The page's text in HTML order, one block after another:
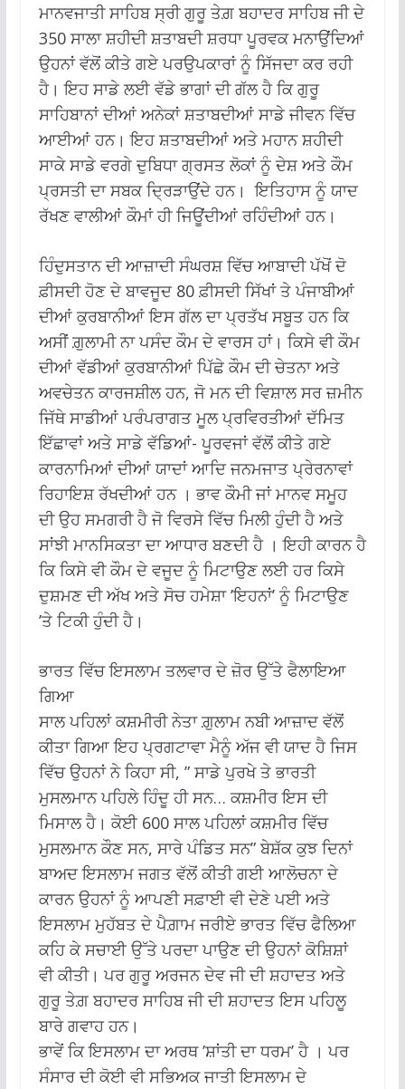
ਮਾਨਵਜਾਤੀ ਸਾਹਿਬ ਸ੍ਰੀ ਗੁਰੂ ਤੇਗ਼ ਬਹਾਦਰ ਸਾਹਿਬ ਜੀ ਦੇ
350 ਸਾਲਾ ਸ਼ਹੀਦੀ ਸ਼ਤਾਬਦੀ ਸ਼ਰਧਾ ਪੂਰਵਕ ਮਨਾਉਂਦਿਆਂ
ਉਹਨਾਂ ਵੱਲੋਂ ਕੀਤੇ ਗਏ ਪਰਉਪਕਾਰਾਂ ਨੂੰ ਸਿੱਜਦਾ ਕਰ ਰਹੀ
ਹੈ। ਇਹ ਸਾਡੇ ਲਈ ਵੱਡੇ ਭਾਗਾਂ ਦੀ ਗੱਲ ਹੈ ਕਿ ਗੁਰੂ
ਸਾਹਿਬਾਨਾਂ ਦੀਆਂ ਅਨੇਕਾਂ ਸ਼ਤਾਬਦੀਆਂ ਸਾਡੇ ਜੀਵਨ ਵਿੱਚ
ਆਈਆਂ ਹਨ। ਇਹ ਸ਼ਤਾਬਦੀਆਂ ਅਤੇ ਮਹਾਨ ਸ਼ਹੀਦੀ
ਸਾਕੇ ਸਾਡੇ ਵਰਗੇ ਦੁਬਿਧਾ ਗ੍ਰਸਤ ਲੋਕਾਂ ਨੂੰ ਦੇਸ਼ ਅਤੇ ਕੌਮ
ਪ੍ਰਸਤੀ ਦਾ ਸਬਕ ਦ੍ਰਿੜਾਉਂਦੇ ਹਨ। ਇਤਿਹਾਸ ਨੂੰ ਯਾਦ
ਰੱਖਣ ਵਾਲੀਆਂ ਕੌਮਾਂ ਹੀ ਜਿਊਂਦੀਆਂ ਰਹਿੰਦੀਆਂ ਹਨ।
ਹਿੰਦੁਸਤਾਨ ਦੀ ਆਜ਼ਾਦੀ ਸੰਘਰਸ਼ ਵਿੱਚ ਆਬਾਦੀ ਪੱਖੋਂ ਦੋ
ਫ਼ੀਸਦੀ ਹੋਣ ਦੇ ਬਾਵਜੂਦ 80 ਫ਼ੀਸਦੀ ਸਿੱਖਾਂ ਤੇ ਪੰਜਾਬੀਆਂ
ਦੀਆਂ ਕੁਰਬਾਨੀਆਂ ਇਸ ਗੱਲ ਦਾ ਪ੍ਰਤੱਖ ਸਬੂਤ ਹਨ ਕਿ
ਅਸੀਂ ਗ਼ੁਲਾਮੀ ਨਾ ਪਸੰਦ ਕੌਮ ਦੇ ਵਾਰਸ ਹਾਂ। ਕਿਸੇ ਵੀ ਕੌਮ
ਦੀਆਂ ਵੱਡੀਆਂ ਕੁਰਬਾਨੀਆਂ ਪਿੱਛੇ ਕੌਮ ਦੀ ਚੇਤਨਾ ਅਤੇ
ਅਵਚੇਤਨ ਕਾਰਜਸ਼ੀਲ ਹਨ, ਜੋ ਮਨ ਦੀ ਵਿਸ਼ਾਲ ਸਰ ਜ਼ਮੀਨ
ਜਿੱਥੇ ਸਾਡੀਆਂ ਪਰੰਪਰਾਗਤ ਮੂਲ ਪ੍ਰਵਿਰਤੀਆਂ ਦੱਮਿਤ
ਇੱਛਾਵਾਂ ਅਤੇ ਸਾਡੇ ਵੱਡਿਆਂ- ਪੂਰਵਜਾਂ ਵੱਲੋਂ ਕੀਤੇ ਗਏ
ਕਾਰਨਾਮਿਆਂ ਦੀਆਂ ਯਾਦਾਂ ਆਦਿ ਜਨਮਜਾਤ ਪ੍ਰੇਰਨਾਵਾਂ
ਰਿਹਾਇਸ਼ ਰੱਖਦੀਆਂ ਹਨ । ਭਾਵ ਕੌਮੀ ਜਾਂ ਮਾਨਵ ਸਮੂਹ
ਦੀ ਉਹ ਸਮਗਰੀ ਹੈ ਜੋ ਵਿਰਸੇ ਵਿੱਚ ਮਿਲੀ ਹੁੰਦੀ ਹੈ ਅਤੇ
ਸਾਂਝੀ ਮਾਨਸਿਕਤਾ ਦਾ ਆਧਾਰ ਬਣਦੀ ਹੈ । ਇਹੀ ਕਾਰਨ ਹੈ
ਕਿ ਕਿਸੇ ਵੀ ਕੌਮ ਦੇ ਵਜੂਦ ਨੂੰ ਮਿਟਾਉਣ ਲਈ ਹਰ ਕਿਸੇ
ਦੁਸ਼ਮਣ ਦੀ ਅੱਖ ਅਤੇ ਸੋਚ ਹਮੇਸ਼ਾ ’ਇਹਨਾਂ’ ਨੂੰ ਮਿਟਾਉਣ
’ਤੇ ਟਿਕੀ ਹੁੰਦੀ ਹੈ।
ਭਾਰਤ ਵਿੱਚ ਇਸਲਾਮ ਤਲਵਾਰ ਦੇ ਜ਼ੋਰ ਉੱਤੇ ਫੈਲਾਇਆ
ਗਿਆ
ਸਾਲ ਪਹਿਲਾਂ ਕਸ਼ਮੀਰੀ ਨੇਤਾ ਗ਼ੁਲਾਮ ਨਬੀ ਆਜ਼ਾਦ ਵੱਲੋਂ
ਕੀਤਾ ਗਿਆ ਇਹ ਪ੍ਰਗਟਾਵਾ ਮੈਨੂੰ ਅੱਜ ਵੀ ਯਾਦ ਹੈ ਜਿਸ
ਵਿੱਚ ਉਹਨਾਂ ਨੇ ਕਿਹਾ ਸੀ, ” ਸਾਡੇ ਪੁਰਖੇ ਤੇ ਭਾਰਤੀ
ਮੁਸਲਮਾਨ ਪਹਿਲੇ ਹਿੰਦੂ ਹੀ ਸਨ… ਕਸ਼ਮੀਰ ਇਸ ਦੀ
ਮਿਸਾਲ ਹੈ। ਕੋਈ 600 ਸਾਲ ਪਹਿਲਾਂ ਕਸ਼ਮੀਰ ਵਿੱਚ
ਮੁਸਲਮਾਨ ਕੌਣ ਸਨ, ਸਾਰੇ ਪੰਡਿਤ ਸਨ” ਬੇਸ਼ੱਕ ਕੁਝ ਦਿਨਾਂ
ਬਾਅਦ ਇਸਲਾਮ ਜਗਤ ਵੱਲੋਂ ਕੀਤੀ ਗਈ ਆਲੋਚਨਾ ਦੇ
ਕਾਰਨ ਉਹਨਾਂ ਨੂੰ ਆਪਣੀ ਸਫ਼ਾਈ ਵੀ ਦੇਣੇ ਪਈ ਅਤੇ
ਇਸਲਾਮ ਮੁਹੱਬਤ ਦੇ ਪੈਗ਼ਾਮ ਜਰੀਏ ਭਾਰਤ ਵਿੱਚ ਫੈਲਿਆ
ਕਹਿ ਕੇ ਸਚਾਈ ਉੱਤੇ ਪਰਦਾ ਪਾਉਣ ਦੀ ਉਹਨਾਂ ਕੋਸ਼ਿਸ਼ਾਂ
ਵੀ ਕੀਤੀ। ਪਰ ਗੁਰੂ ਅਰਜਨ ਦੇਵ ਜੀ ਦੀ ਸ਼ਹਾਦਤ ਅਤੇ
ਗੁਰੂ ਤੇਗ਼ ਬਹਾਦਰ ਸਾਹਿਬ ਜੀ ਦੀ ਸ਼ਹਾਦਤ ਇਸ ਪਹਿਲੂ
ਬਾਰੇ ਗਵਾਹ ਹਨ।
ਭਾਵੇਂ ਕਿ ਇਸਲਾਮ ਦਾ ਅਰਥ ’ਸ਼ਾਂਤੀ ਦਾ ਧਰਮ’ ਹੈ । ਪਰ
ਸੰਸਾਰ ਦੀ ਕੋਈ ਵੀ ਸਭਿਅਕ ਜਾਤੀ ਇਸਲਾਮ ਦੇ